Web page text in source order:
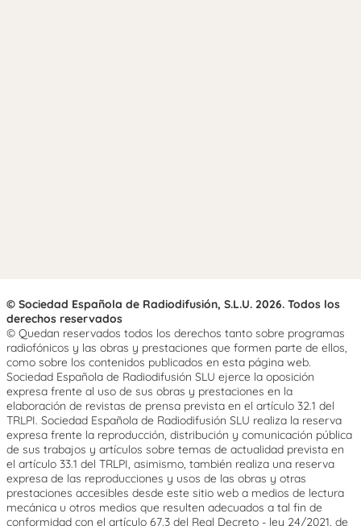
© Sociedad Española de Radiodifusión, S.L.U. 2026. Todos los
derechos reservados
© Quedan reservados todos los derechos tanto sobre programas
radiofónicos y las obras y prestaciones que formen parte de ellos,
como sobre los contenidos publicados en esta página web.
Sociedad Española de Radiodifusión SLU ejerce la oposición
expresa frente al uso de sus obras y prestaciones en la
elaboración de revistas de prensa prevista en el artículo 32.1 del
TRLPI. Sociedad Española de Radiodifusión SLU realiza la reserva
expresa frente la reproducción, distribución y comunicación pública
de sus trabajos y artículos sobre temas de actualidad prevista en
el artículo 33.1 del TRLPI, asimismo, también realiza una reserva
expresa de las reproducciones y usos de las obras y otras
prestaciones accesibles desde este sitio web a medios de lectura
mecánica u otros medios que resulten adecuados a tal fin de
conformidad con el artículo 67.3 del Real Decreto - ley 24/2021, de